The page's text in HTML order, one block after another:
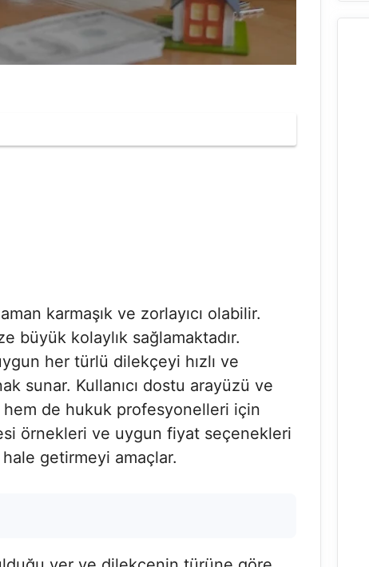
karmaşık ve zorlayıcı olabilir.
büyük kolaylık sağlamaktadır.
her türlü dilekçeyi hızlı ve
sunar. Kullanıcı dostu arayüzü ve
de hukuk profesyonelleri için
örnekleri ve uygun fiyat seçenekleri
getirmeyi amaçlar.